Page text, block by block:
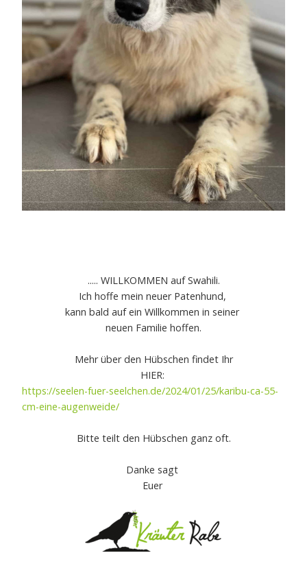
..... WILLKOMMEN auf Swahili.
Ich hoffe mein neuer Patenhund,
kann bald auf ein Willkommen in seiner
neuen Familie hoffen.
Mehr über den Hübschen findet Ihr
HIER:
https://seelen-fuer-seelchen.de/2024/01/25/karibu-ca-55-
cm-eine-augenweide/
Bitte teilt den Hübschen ganz oft.
Danke sagt
Euer